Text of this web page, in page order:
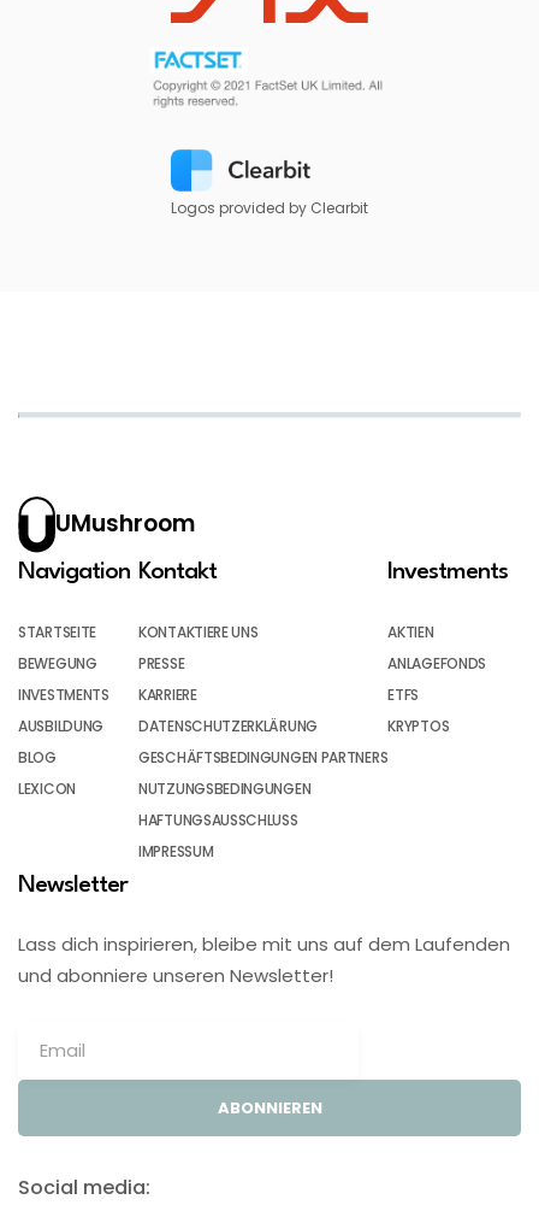
Logos provided by Clearbit
UMushroom
Navigation
STARTSEITE
BEWEGUNG
INVESTMENTS
AUSBILDUNG
BLOG
LEXICON
Kontakt
KONTAKTIERE UNS
PRESSE
KARRIERE
DATENSCHUTZERKLÄRUNG
GESCHÄFTSBEDINGUNGEN PARTNERS
NUTZUNGSBEDINGUNGEN
HAFTUNGSAUSSCHLUSS
IMPRESSUM
Investments
AKTIEN
ANLAGEFONDS
ETFS
KRYPTOS
Newsletter
Lass dich inspirieren, bleibe mit uns auf dem Laufenden
und abonniere unseren Newsletter!
ABONNIEREN
Social media: